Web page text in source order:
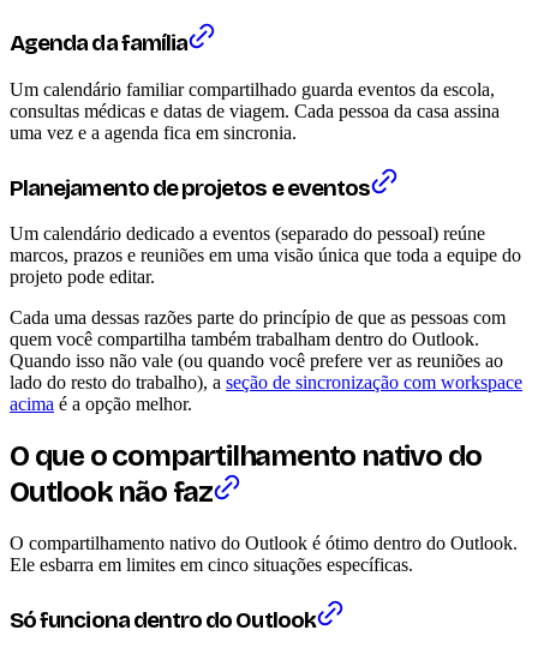
Agenda da família
Um calendário familiar compartilhado guarda eventos da escola,
consultas médicas e datas de viagem. Cada pessoa da casa assina
uma vez e a agenda fica em sincronia.
Planejamento de projetos e eventos
Um calendário dedicado a eventos (separado do pessoal) reúne
marcos, prazos e reuniões em uma visão única que toda a equipe do
projeto pode editar.
Cada uma dessas razões parte do princípio de que as pessoas com
quem você compartilha também trabalham dentro do Outlook.
Quando isso não vale (ou quando você prefere ver as reuniões ao
lado do resto do trabalho), a seção de sincronização com workspace
acima é a opção melhor.
O que o compartilhamento nativo do
Outlook não faz
O compartilhamento nativo do Outlook é ótimo dentro do Outlook.
Ele esbarra em limites em cinco situações específicas.
Só funciona dentro do Outlook